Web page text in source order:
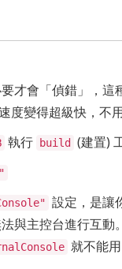
才會「偵錯」，這
度變得超級快，不
執行 build (建置)
設定，是讓
與主控台進行互
就不能